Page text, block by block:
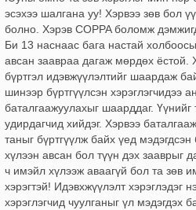
эсэхээ шалгана уу! Хэрвээ зөв бол
болно. Хэрэв COPPA боломж
Би 13 наснаас бага настай
авсан заавраа дагаж мөрдөх
бүртгэл идэвжүүлэлтийг шаардаж
шинээр бүртгүүлсэн хэрэглэгчидээ
баталгаажуулахыг шаарддаг.
удирдагчид хийдэг. Хэрвээ
таныг бүртгүүлж байх үед
хүлээн авсан бол түүн дэх зааврыг
ч имэйл хүлээж аваагүй бол та зөв
хэрэгтэй! Идэвхжүүлэлт хэрэглэдэг
хэрэглэгчид чуулганыг үл мэдэгдэх